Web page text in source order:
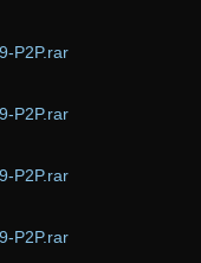
P2P.rar
P2P.rar
P2P.rar
P2P.rar